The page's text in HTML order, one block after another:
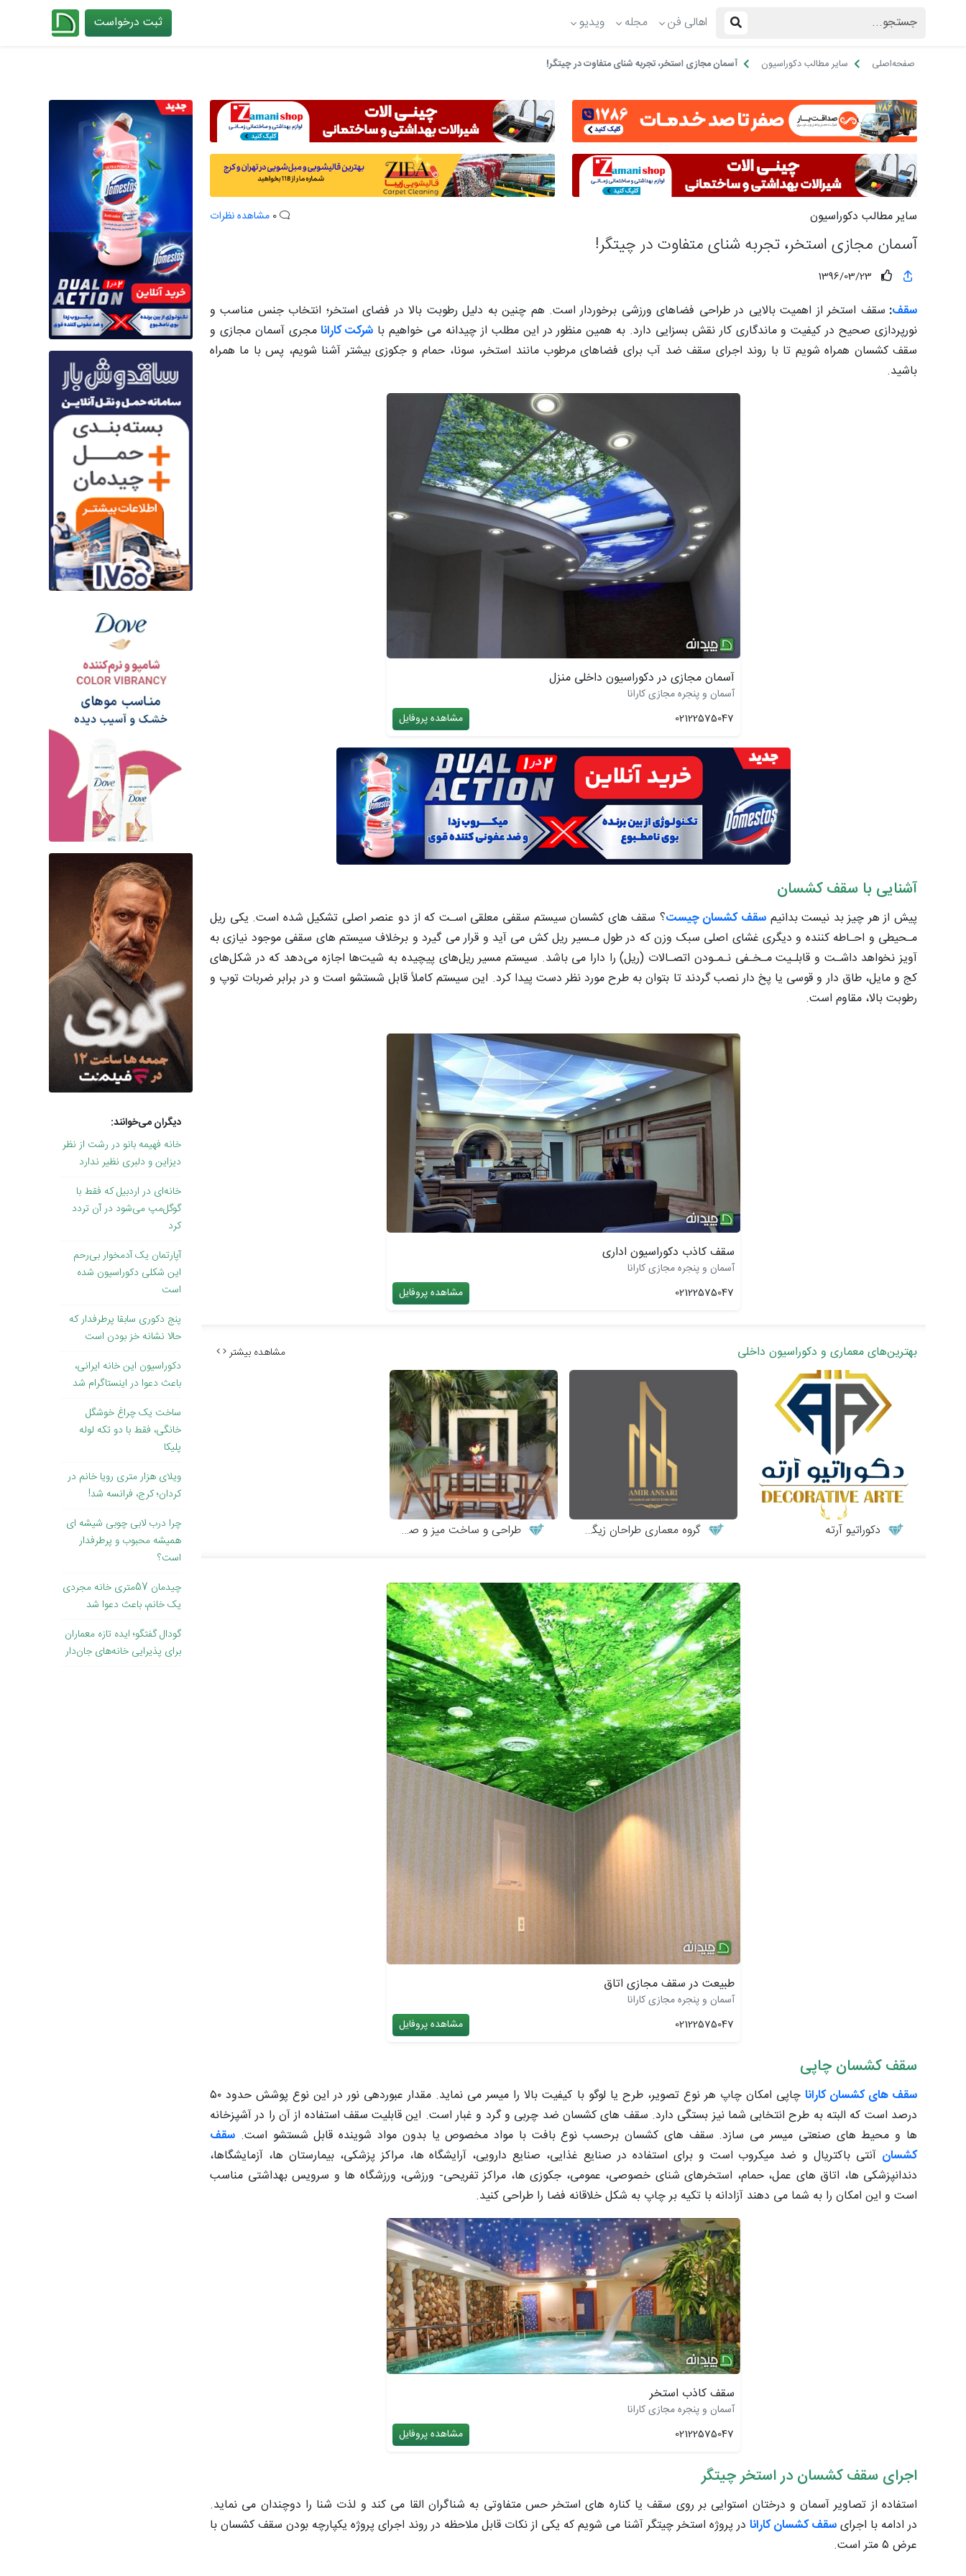
اهالی فن مجله ویدیو ثبت درخواست
صفحه‌اصلی سایر مطالب دکوراسیون آسمان مجازی استخر، تجربه شنای متفاوت در چیتگر!
سایر مطالب دکوراسیون مشاهده نظرات
آسمان مجازی استخر، تجربه شنای متفاوت در چیتگر!
1396/03/23
سقف: سقف استخر از اهمیت بالایی در طراحی فضاهای ورزشی برخوردار است. هم چنین به دلیل رطوبت بالا در فضای استخر؛ انتخاب جنس مناسب و
نورپردازی صحیح در کیفیت و ماندگاری کار نقش بسزایی دارد. به همین منظور در این مطلب از چیدانه می خواهیم با شرکت کارانامجری آسمان مجازی و
سقف کشسان همراه شویم تا با روند اجرای سقف ضد آب برای فضاهای مرطوب مانند استخر، سونا، حمام و جکوزی بیشتر آشنا شویم، پس با ما همراه
باشید.
آسمان مجازی در دکوراسیون داخلی منزل
آسمان و پنجره مجازی کارانا
02122575047
مشاهده پروفایل
آشنایی با سقف کشسان
پیش از هر چیز بد نیست بدانیمسقف کشسان چیست؟ سقف های کشسان سیستم سقفی معلقی اسـت که از دو عنصر اصلی تشکیل شده است. یکی ریل
مـحیطی و احـاطه کننده و دیگری غشای اصلی سبک وزن که در طول مـسیر ریل کش می آید و قرار می گیرد و برخلاف سیستم های سقفی موجود نیازی به
آویز نخواهد داشـت و قابلـیت مـخـفی نـمـودن اتصـالات (ریل) را دارا می باشد. سیستم مسیر ریل‌های پیچیده به شیت‌ها اجازه می‌دهد که در شکل‌های
کج و مایل، طاق دار و قوسی یا پخ دار نصب گردند تا بتوان به طرح مورد نظر دست پیدا کرد. این سیستم کاملاً قابل شستشو است و در برابر ضربات توپ و
رطوبت بالا، مقاوم است.
سقف کاذب دکوراسیون اداری
آسمان و پنجره مجازی کارانا
02122575047
مشاهده پروفایل
بهترین‌های معماری و دکوراسیون داخلی مشاهده بیشتر
دکوراتیو آرته گروه معماری طراحان زیگورات طراحی و ساخت میز و صندلی چوبی
طبیعت در سقف مجازی اتاق
آسمان و پنجره مجازی کارانا
02122575047
مشاهده پروفایل
سقف کشسان چاپی
سقف های کشسان کارانا
چاپی امکان چاپ هر نوع تصویر، طرح یا لوگو با کیفیت بالا را میسر می نماید. مقدار عبوردهی نور در این نوع پوشش حدود ۵۰
درصد است که البته به طرح انتخابی شما نیز بستگی دارد. سقف های کشسان ضد چربی و گرد و غبار است. این قابلیت سقف استفاده از آن را در آشپزخانه
ها و محیط های صنعتی میسر می سازد. سقف های کشسان برحسب نوع بافت با مواد مخصوص یا بدون مواد شوینده قابل شستشو است. سقف
کشسان آنتی باکتریال و ضد میکروب است و برای استفاده در صنایع غذایی، صنایع دارویی، آرایشگاه ها، مراکز پزشکی، بیمارستان ها، آزمایشگاها،
دندانپزشکی ها، اتاق های عمل، حمام، استخرهای شنای خصوصی، عمومی، جکوزی ها، مراکز تفریحی- ورزشی، ورزشگاه ها و سرویس بهداشتی مناسب
است و این امکان را به شما می دهند آزادانه با تکیه بر چاپ به شکل خلاقانه فضا را طراحی کنید.
سقف کاذب استخر
آسمان و پنجره مجازی کارانا
02122575047
مشاهده پروفایل
اجرای سقف کشسان در استخر چیتگر
استفاده از تصاویر آسمان و درختان استوایی بر روی سقف یا کناره های استخر حس متفاوتی به شناگران القا می کند و لذت شنا را دوچندان می نماید.
در ادامه با اجرایسقف کشسان کارانا در پروژه استخر چیتگر آشنا می شویم که یکی از نکات قابل ملاحظه در روند اجرای پروژه یکپارچه بودن سقف کشسان با
عرض ۵ متر است
.
دیگران می‌خوانند:
خانه فهیمه بانو در رشت از نظر
دیزاین و دلبری نظیر ندارد
خانه‌ای در اردبیل که فقط با
گوگل‌مپ می‌شود در آن تردد
کرد
آپارتمان یک آدمخوار بی‌رحم
این شکلی دکوراسیون شده
است
پنج دکوری سابقا پرطرفدار که
حالا نشانه خز بودن است
دکوراسیون این خانه ایرانی،
باعث دعوا در اینستاگرام شد
ساخت یک چراغ خوشگل
خانگی، فقط با دو تکه لوله
پلیکا
ویلای هزار متری رویا خانم در
کردان؛ کرج، فرانسه شد!
چرا درب لابی چوبی شیشه ای
همیشه محبوب و پرطرفدار
است؟
چیدمان 57متری خانه مجردی
یک خانم، باعث دعوا شد
گودال گفتگو؛ ایده تازه معماران
برای پذیرایی خانه‌های جان‌دار